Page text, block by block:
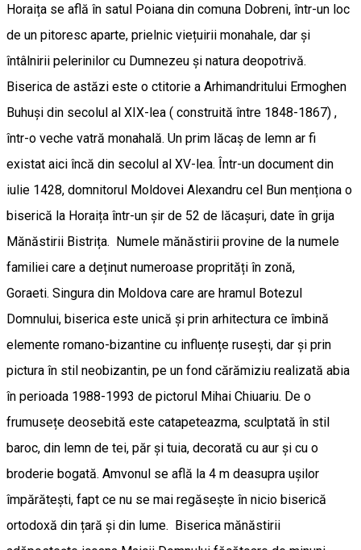
Horaița se află în satul Poiana din comuna Dobreni, într-un loc
de un pitoresc aparte, prielnic viețuirii monahale, dar și
întâlnirii pelerinilor cu Dumnezeu și natura deopotrivă.
Biserica de astăzi este o ctitorie a Arhimandritului Ermoghen
Buhuși din secolul al XIX-lea ( construită între 1848-1867) ,
într-o veche vatră monahală. Un prim lăcaș de lemn ar fi
existat aici încă din secolul al XV-lea. Într-un document din
iulie 1428, domnitorul Moldovei Alexandru cel Bun menționa o
biserică la Horaița într-un șir de 52 de lăcașuri, date în grija
Mănăstirii Bistrița. Numele mănăstirii provine de la numele
familiei care a deținut numeroase proprități în zonă,
Goraeti. Singura din Moldova care are hramul Botezul
Domnului, biserica este unică și prin arhitectura ce îmbină
elemente romano-bizantine cu influențe rusești, dar și prin
pictura în stil neobizantin, pe un fond cărămiziu realizată abia
în perioada 1988-1993 de pictorul Mihai Chiuariu. De o
frumusețe deosebită este catapeteazma, sculptată în stil
baroc, din lemn de tei, păr și tuia, decorată cu aur și cu o
broderie bogată. Amvonul se află la 4 m deasupra ușilor
împărătești, fapt ce nu se mai regăsește în nicio biserică
ortodoxă din țară și din lume. Biserica mănăstirii